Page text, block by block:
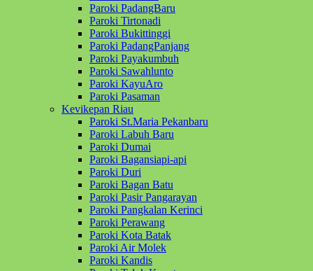
Paroki PadangBaru
Paroki Tirtonadi
Paroki Bukittinggi
Paroki PadangPanjang
Paroki Payakumbuh
Paroki Sawahlunto
Paroki KayuAro
Paroki Pasaman
Kevikepan Riau
Paroki St.Maria Pekanbaru
Paroki Labuh Baru
Paroki Dumai
Paroki Bagansiapi-api
Paroki Duri
Paroki Bagan Batu
Paroki Pasir Pangarayan
Paroki Pangkalan Kerinci
Paroki Perawang
Paroki Kota Batak
Paroki Air Molek
Paroki Kandis